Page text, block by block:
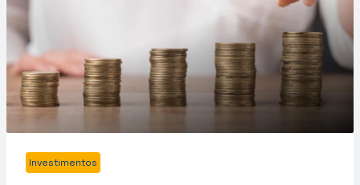
Investimentos